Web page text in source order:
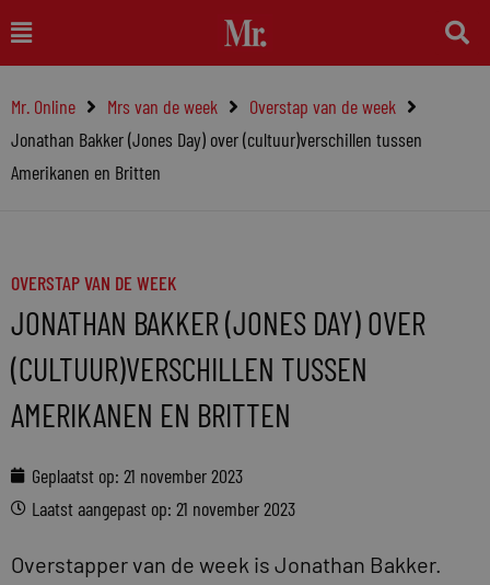
naar
inhoud
Main
Menu
Mr. Online Mrs van de week
Overstap van de week
Jonathan Bakker (Jones Day) over (cultuur)verschillen tussen
Amerikanen en Britten
OVERSTAP VAN DE WEEK
JONATHAN BAKKER (JONES DAY) OVER
(CULTUUR)VERSCHILLEN TUSSEN
AMERIKANEN EN BRITTEN
Geplaatst op: 21 november 2023
Laatst aangepast op: 21 november 2023
Overstapper van de week is Jonathan Bakker.